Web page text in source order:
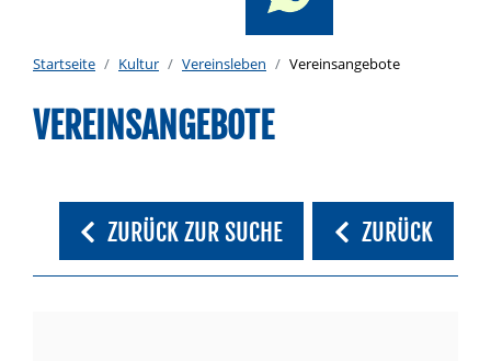
Startseite Kultur Vereinsleben Vereinsangebote
VEREINSANGEBOTE
ZURÜCK ZUR SUCHE ZURÜCK